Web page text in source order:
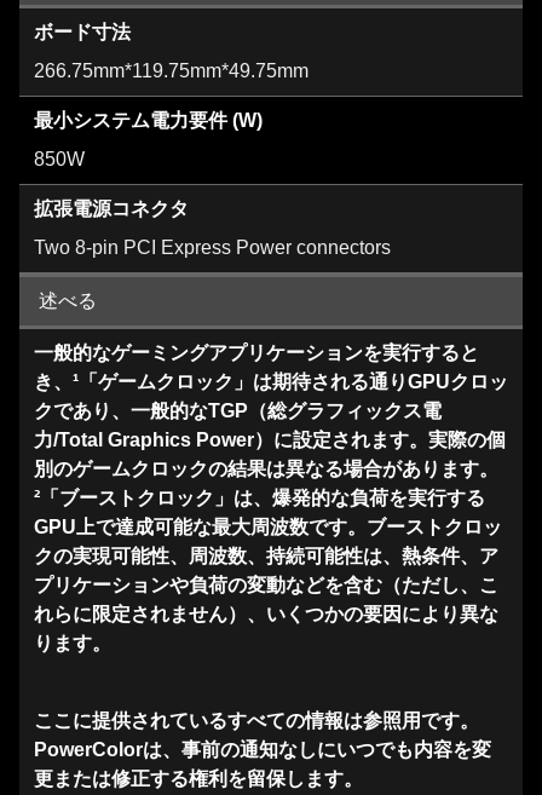
ボード寸法
266.75mm*119.75mm*49.75mm
最小システム電力要件 (W)
850W
拡張電源コネクタ
Two 8-pin PCI Express Power connectors
述べる
一般的なゲーミングアプリケーションを実行すると
き、¹「ゲームクロック」は期待される通りGPUクロッ
クであり、一般的なTGP（総グラフィックス電
力/Total Graphics Power）に設定されます。実際の個
別のゲームクロックの結果は異なる場合があります。
²「ブーストクロック」は、爆発的な負荷を実行する
GPU上で達成可能な最大周波数です。ブーストクロッ
クの実現可能性、周波数、持続可能性は、熱条件、ア
プリケーションや負荷の変動などを含む（ただし、こ
れらに限定されません）、いくつかの要因により異な
ります。
ここに提供されているすべての情報は参照用です。
PowerColorは、事前の通知なしにいつでも内容を変
更または修正する権利を留保します。